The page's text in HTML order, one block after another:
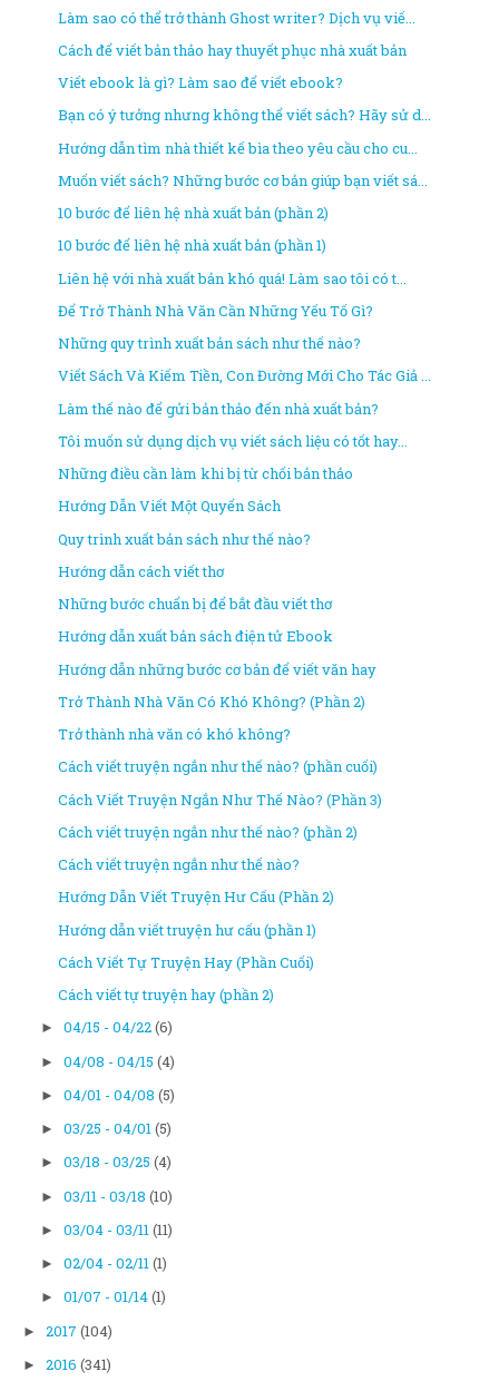
Làm sao có thể trở thành Ghost writer? Dịch vụ viế...
Cách để viết bản thảo hay thuyết phục nhà xuất bản
Viết ebook là gì? Làm sao để viết ebook?
Bạn có ý tưởng nhưng không thể viết sách? Hãy sử d...
Hướng dẫn tìm nhà thiết kế bìa theo yêu cầu cho cu...
Muốn viết sách? Những bước cơ bản giúp bạn viết sá...
10 bước để liên hệ nhà xuất bản (phần 2)
10 bước để liên hệ nhà xuất bản (phần 1)
Liên hệ với nhà xuất bản khó quá! Làm sao tôi có t...
Để Trở Thành Nhà Văn Cần Những Yếu Tố Gì?
Những quy trình xuất bản sách như thế nào?
Viết Sách Và Kiếm Tiền, Con Đường Mới Cho Tác Giả ...
Làm thế nào để gửi bản thảo đến nhà xuất bản?
Tôi muốn sử dụng dịch vụ viết sách liệu có tốt hay...
Những điều cần làm khi bị từ chối bản thảo
Hướng Dẫn Viết Một Quyển Sách
Quy trình xuất bản sách như thế nào?
Hướng dẫn cách viết thơ
Những bước chuẩn bị để bắt đầu viết thơ
Hướng dẫn xuất bản sách điện tử Ebook
Hướng dẫn những bước cơ bản để viết văn hay
Trở Thành Nhà Văn Có Khó Không? (Phần 2)
Trở thành nhà văn có khó không?
Cách viết truyện ngắn như thế nào? (phần cuối)
Cách Viết Truyện Ngắn Như Thế Nào? (Phần 3)
Cách viết truyện ngắn như thế nào? (phần 2)
Cách viết truyện ngắn như thế nào?
Hướng Dẫn Viết Truyện Hư Cấu (Phần 2)
Hướng dẫn viết truyện hư cấu (phần 1)
Cách Viết Tự Truyện Hay (Phần Cuối)
Cách viết tự truyện hay (phần 2)
► 04/15 - 04/22(6)
► 04/08 - 04/15 (4)
► 04/01 - 04/08 (5)
► 03/25 - 04/01(5)
► 03/18 - 03/25 (4)
► 03/11 - 03/18 (10)
► 03/04 - 03/11(11)
► 02/04 - 02/11(1)
► 01/07 - 01/14(1)
► 2017 (104)
► 2016 (341)